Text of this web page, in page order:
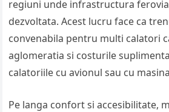
regiuni unde infrastructura
dezvoltata. Acest lucru face ca
convenabila pentru multi calatori
aglomeratia si costurile
calatoriile cu avionul sau cu
Pe langa confort si accesibilitate,